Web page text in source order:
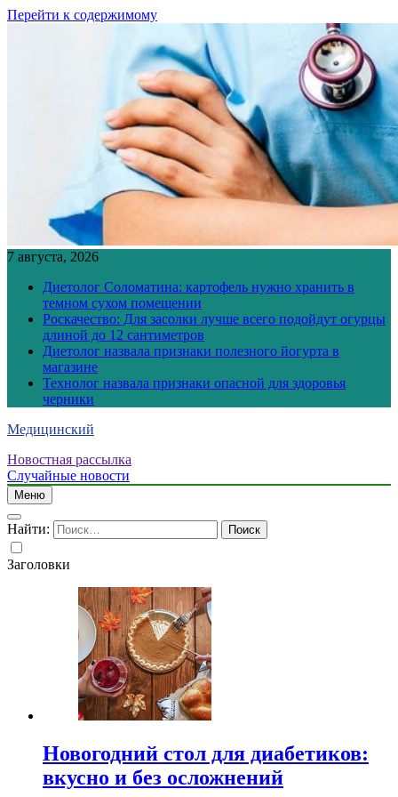
Перейти к содержимому
7 августа, 2026
Диетолог Соломатина: картофель нужно хранить в
темном сухом помещении
Роскачество: Для засолки лучше всего подойдут огурцы
длиной до 12 сантиметров
Диетолог назвала признаки полезного йогурта в
магазине
Технолог назвала признаки опасной для здоровья
черники
Медицинский
Новостная рассылка
Случайные новости
Меню
Найти:
Заголовки
Новогодний стол для диабетиков:
вкусно и без осложнений